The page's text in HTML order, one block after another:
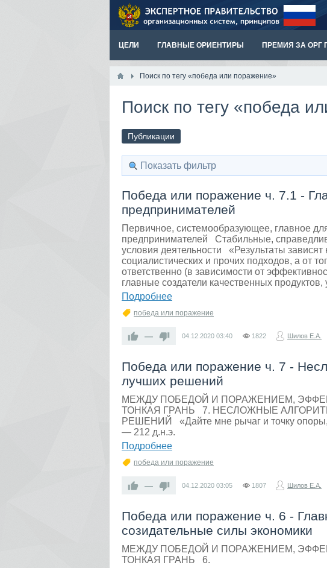
ЦЕЛИ ГЛАВНЫЕ ОРИЕНТИРЫ ПРЕМИЯ ЗА ОРГ
Поиск по тегу «победа или поражение»
Поиск по тегу «победа
Публикации
Показать фильтр
Победа или поражение ч. 7.1 -
предпринимателей
Первичное, системообразующее, главное
предпринимателей Стабильные,
условия деятельности «Результаты зависят
социалистических и прочих подходов, а от
ответственно (в зависимости от
главные создатели качественных
Подробнее
победа или поражение
— 04.12.2020 03:40 1822 Шилов Е.А.
Победа или поражение ч. 7 -
лучших решений
МЕЖДУ ПОБЕДОЙ И ПОРАЖЕНИЕМ,
ТОНКАЯ ГРАНЬ 7. НЕСЛОЖНЫЕ
РЕШЕНИЙ «Дайте мне рычаг и точку
— 212 д.н.э.
Подробнее
победа или поражение
— 04.12.2020 03:05 1807 Шилов Е.А.
Победа или поражение ч. 6 -
созидательные силы экономики
МЕЖДУ ПОБЕДОЙ И ПОРАЖЕНИЕМ,
ТОНКАЯ ГРАНЬ 6.